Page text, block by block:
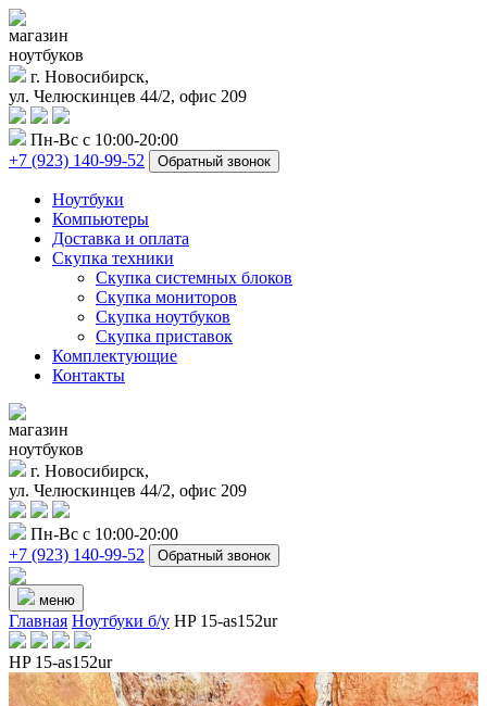
магазин
ноутбуков
г. Новосибирск,
ул. Челюскинцев 44/2, офис 209
Пн-Вс с 10:00-20:00
+7 (923) 140-99-52
Обратный звонок
Ноутбуки
Компьютеры
Доставка и оплата
Скупка техники
Скупка системных блоков
Скупка мониторов
Скупка ноутбуков
Скупка приставок
Комплектующие
Контакты
магазин
ноутбуков
г. Новосибирск,
ул. Челюскинцев 44/2, офис 209
Пн-Вс с 10:00-20:00
+7 (923) 140-99-52
Обратный звонок
меню
Главная Ноутбуки б/у HP 15-as152ur
HP 15-as152ur